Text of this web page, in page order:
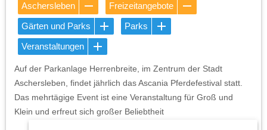
Aschersleben
Freizeitangebote
Gärten und Parks
Parks
Veranstaltungen
Auf der Parkanlage Herrenbreite, im Zentrum der Stadt
Aschersleben, findet jährlich das Ascania Pferdefestival statt.
Das mehrtägige Event ist eine Veranstaltung für Groß und
Klein und erfreut sich großer Beliebtheit